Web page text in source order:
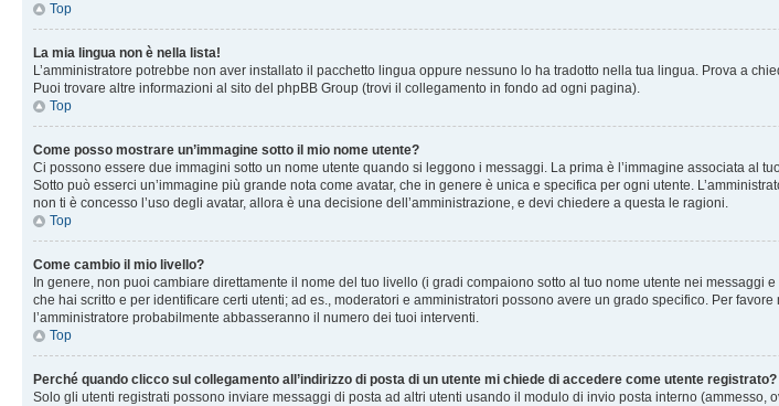
Top
La mia lingua non è nella lista!
L’amministratore potrebbe non aver installato il pacchetto lingua oppure nessuno lo ha tradotto nella tua lingua. Prova a
Puoi trovare altre informazioni al sito del phpBB Group (trovi il collegamento in fondo ad ogni pagina).
Top
Come posso mostrare un’immagine sotto il mio nome utente?
Ci possono essere due immagini sotto un nome utente quando si leggono i messaggi. La prima è l’immagine associata
Sotto può esserci un’immagine più grande nota come avatar, che in genere è unica e specifica per ogni utente.
non ti è concesso l’uso degli avatar, allora è una decisione dell’amministrazione, e devi chiedere a questa le ragioni.
Top
Come cambio il mio livello?
In genere, non puoi cambiare direttamente il nome del tuo livello (i gradi compaiono sotto al tuo nome utente nei
che hai scritto e per identificare certi utenti; ad es., moderatori e amministratori possono avere un grado specifico. Per
l’amministratore probabilmente abbasseranno il numero dei tuoi interventi.
Top
Perché quando clicco sul collegamento all’indirizzo di posta di un utente mi chiede di accedere come utente registrato?
Solo gli utenti registrati possono inviare messaggi di posta ad altri utenti usando il modulo di invio posta interno